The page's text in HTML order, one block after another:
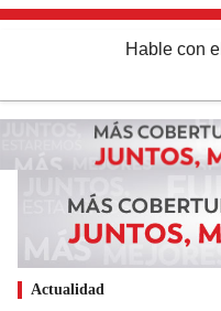
Hable con el
Actualidad